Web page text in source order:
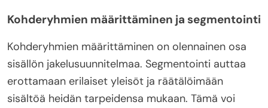
Kohderyhmien määrittäminen ja segmentointi
Kohderyhmien määrittäminen on olennainen osa
sisällön jakelusuunnitelmaa. Segmentointi auttaa
erottamaan erilaiset yleisöt ja räätälöimään
sisältöä heidän tarpeidensa mukaan. Tämä voi